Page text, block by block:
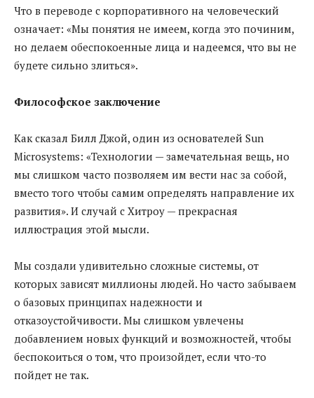
Что в переводе с корпоративного на человеческий
означает: «Мы понятия не имеем, когда это починим,
но делаем обеспокоенные лица и надеемся, что вы не
будете сильно злиться».
Философское заключение
Как сказал Билл Джой, один из основателей Sun
Microsystems: «Технологии — замечательная вещь, но
мы слишком часто позволяем им вести нас за собой,
вместо того чтобы самим определять направление их
развития». И случай с Хитроу — прекрасная
иллюстрация этой мысли.
Мы создали удивительно сложные системы, от
которых зависят миллионы людей. Но часто забываем
о базовых принципах надежности и
отказоустойчивости. Мы слишком увлечены
добавлением новых функций и возможностей, чтобы
беспокоиться о том, что произойдет, если что-то
пойдет не так.